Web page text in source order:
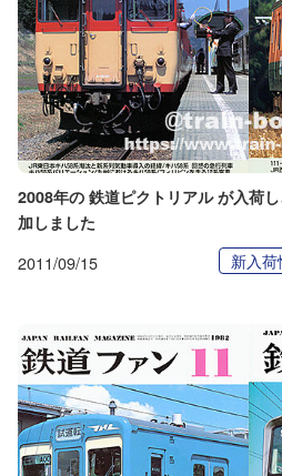
2008年の 鉄道ピクトリアル が入荷
加しました
2011/09/15 新入荷